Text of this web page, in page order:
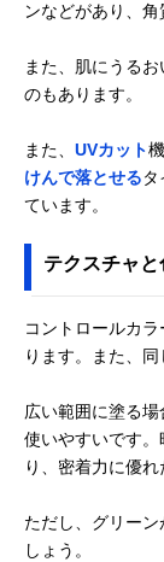
ンなどがあり、角
また、肌にうる
のもあります。
また、 UVカット
けんで落とせる
ています。
テクスチャ
コントロールカ
ります。また、
広い範囲に塗る場
使いやすいです
り、密着力に優
ただし、グリー
しょう。